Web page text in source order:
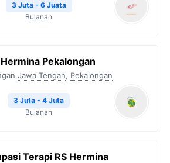
3 Juta - 6 Juata
Bulanan
Pekalongan
Jawa Tengah, Pekalongan
3 Juta - 4 Juta
Bulanan
Terapi RS Hermina